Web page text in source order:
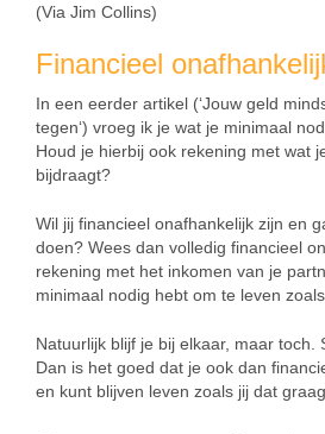
(Via Jim Collins)
Financieel
In een eerder artikel (‘Jouw geld
tegen‘) vroeg ik je wat je minimaal
Houd je hierbij ook rekening met wat
bijdraagt?
Wil jij financieel onafhankelijk zijn en
doen? Wees dan volledig financieel
rekening met het inkomen van je
minimaal nodig hebt om te leven
Natuurlijk blijf je bij elkaar, maar toch.
Dan is het goed dat je ook dan
en kunt blijven leven zoals jij dat graag